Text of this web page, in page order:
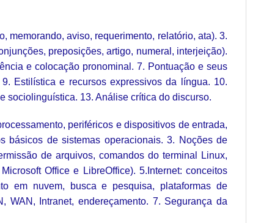
memorando, aviso, requerimento, relatório, ata). 3.
preposições, artigo, numeral, interjeição).
e colocação pronominal. 7. Pontuação e seus
Estilística e recursos expressivos da língua. 10.
sociolinguística. 13. Análise crítica do discurso.
periféricos e dispositivos de entrada,
básicos de sistemas operacionais. 3. Noções de
de arquivos, comandos do terminal Linux,
Office e LibreOffice). 5.Internet: conceitos
em nuvem, busca e pesquisa, plataformas de
WAN, Intranet, endereçamento. 7. Segurança da